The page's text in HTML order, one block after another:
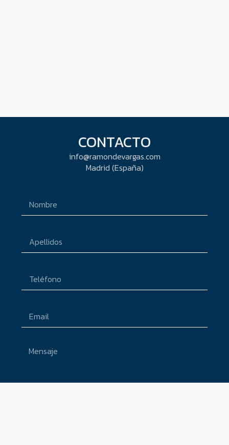
CONTACTO
info@ramondevargas.com
Madrid (España)